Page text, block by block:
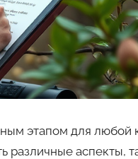
этапом для
аспекты,